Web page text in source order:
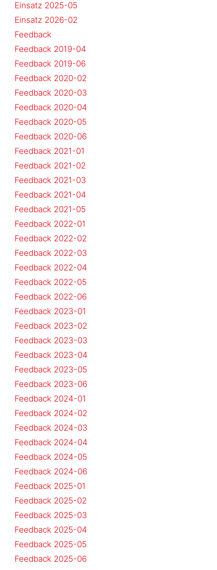
Einsatz 2025-05
Einsatz 2026-02
Feedback
Feedback 2019-04
Feedback 2019-06
Feedback 2020-02
Feedback 2020-03
Feedback 2020-04
Feedback 2020-05
Feedback 2020-06
Feedback 2021-01
Feedback 2021-02
Feedback 2021-03
Feedback 2021-04
Feedback 2021-05
Feedback 2022-01
Feedback 2022-02
Feedback 2022-03
Feedback 2022-04
Feedback 2022-05
Feedback 2022-06
Feedback 2023-01
Feedback 2023-02
Feedback 2023-03
Feedback 2023-04
Feedback 2023-05
Feedback 2023-06
Feedback 2024-01
Feedback 2024-02
Feedback 2024-03
Feedback 2024-04
Feedback 2024-05
Feedback 2024-06
Feedback 2025-01
Feedback 2025-02
Feedback 2025-03
Feedback 2025-04
Feedback 2025-05
Feedback 2025-06